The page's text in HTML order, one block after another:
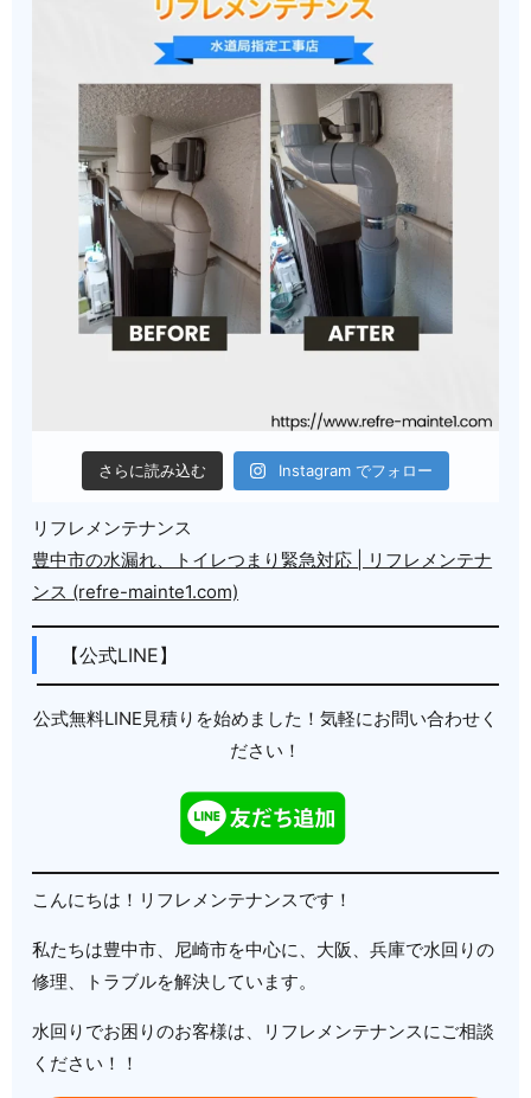
さらに読み込む Instagram でフォロー
リフレメンテナンス
豊中市の水漏れ、トイレつまり緊急対応 | リフレメンテナ
ンス (refre-mainte1.com)
【公式LINE】
公式無料LINE見積りを始めました！気軽にお問い合わせく
ださい！
こんにちは！リフレメンテナンスです！
私たちは豊中市、尼崎市を中心に、大阪、兵庫で水回りの
修理、トラブルを解決しています。
水回りでお困りのお客様は、リフレメンテナンスにご相談
ください！！